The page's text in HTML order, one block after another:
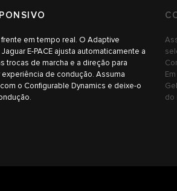
em tempo real. O Adaptive
E-PACE ajusta automaticamente a
trocas de marcha e a direção para
de condução. Assuma
o Configurable Dynamics e deixe-o
do